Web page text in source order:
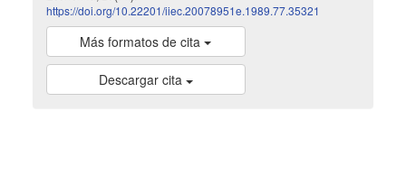
https://doi.org/10.22201/iiec.20078951e.1989.77.35321
Más formatos de cita
Descargar cita